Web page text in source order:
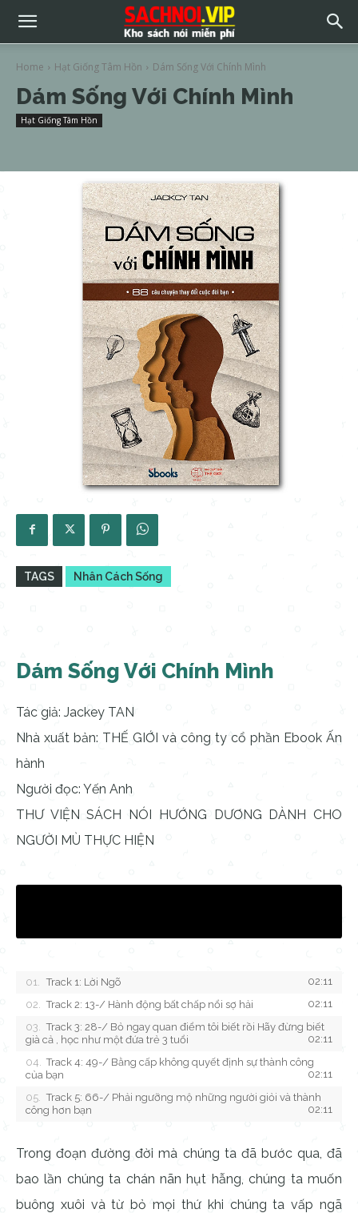
Home Hạt Giống Tâm Hồn Dám Sống Với Chính Mình
Dám Sống Với Chính Mình
Hạt Giống Tâm Hồn
TAGS Nhân Cách Sống
Dám Sống Với Chính Mình
Tác giả: Jackey TAN
Nhà xuất bản: THẾ GIỚI và công ty cổ phần Ebook Ấn
hành
Người đọc: Yến Anh
THƯ VIỆN SÁCH NÓI HƯỚNG DƯƠNG DÀNH CHO
NGƯỜI MÙ THỰC HIỆN
Track 1: Lời Ngõ
02:11
Track 2: 13-/ Hành động bất chấp nổi sợ hải
02:11
Track 3: 28-/ Bỏ ngay quan điểm tôi biết rồi Hãy đừng biết
già cả , học như một đứa trẻ 3 tuổi
02:11
Track 4: 49-/ Bằng cấp không quyết định sự thành công
của bạn
02:11
Track 5: 66-/ Phải ngưỡng mộ những người giỏi và thành
công hơn bạn
02:11
Trong đoạn đường đời mà chúng ta đã bước qua, đã
bao lần chúng ta chán nãn hụt hẫng, chúng ta muốn
buông xuôi và từ bỏ mọi thứ khi chúng ta vấp ngã